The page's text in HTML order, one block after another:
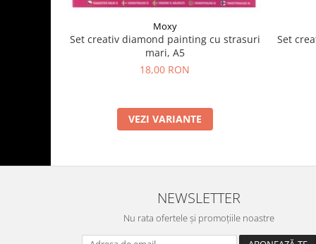
Moxy
Set creativ diamond painting cu strasuri
mari, A5
18,00 RON
VEZI VARIANTE
Set
NEWSLETTER
Nu rata ofertele și promoțiile noastre